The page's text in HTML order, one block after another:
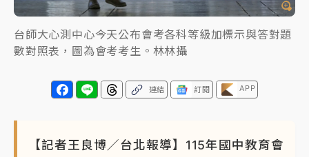
台師大心測中心今天公布會考各科等級加標示與答對題
數對照表，圖為會考考生。林林攝
連結 訂閱 APP
【記者王良博／台北報導】115年國中教育會